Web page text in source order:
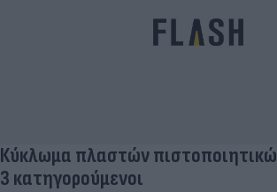
Κύκλωμα πλαστών
3 κατηγορούμενοι